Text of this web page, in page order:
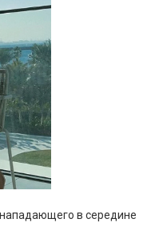
в середине